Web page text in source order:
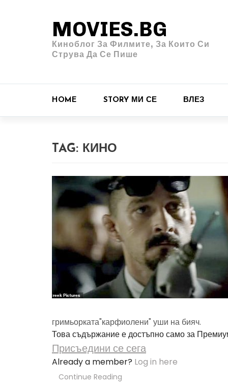
MOVIES.BG
Киноблог За Филмите, За Които Си
Струва Да Се Пише
HOME STORY МИ СЕ ВЛЕЗ
TAG: КИНО
гримьорката"карфиолени" уши на бияч.
Това съдържание е достъпно само за
Присъедини се сега
Already a member? Log in here
Continue Reading